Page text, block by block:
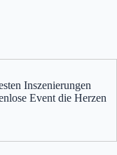
Inszenierungen
Event die Herzen